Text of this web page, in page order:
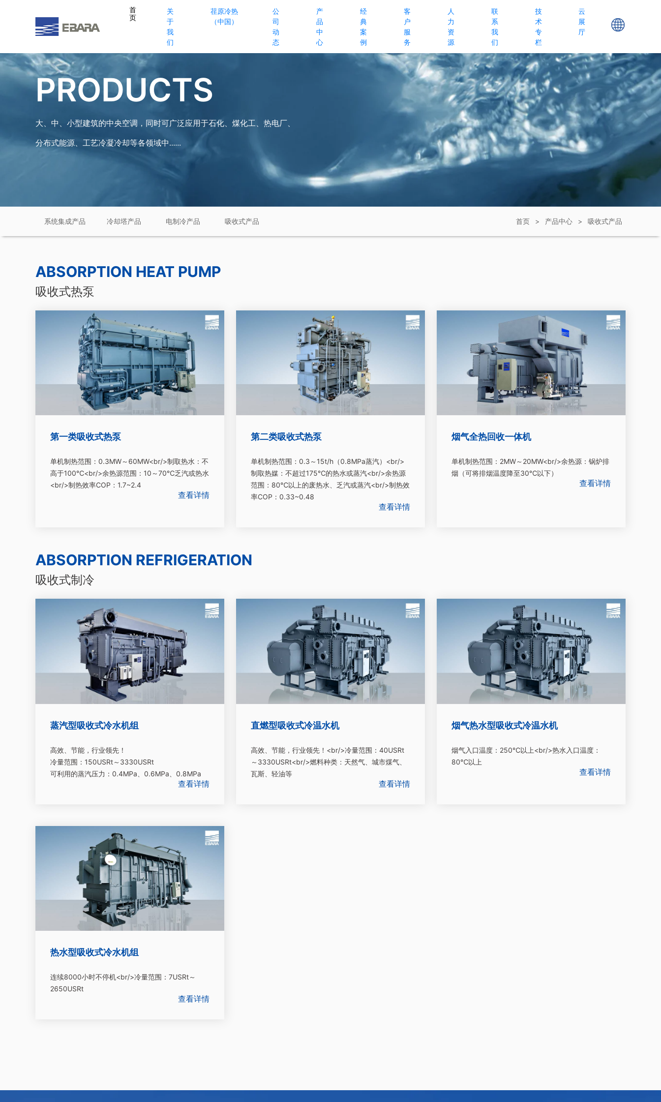
首
页
关
于
我
们
荏原冷热
（中国）
公
司
动
态
产
品
中
心
经
典
案
例
客
户
服
务
人
力
资
源
联
系
我
们
技
术
专
栏
云
展
厅
PRODUCTS
大、中、小型建筑的中央空调，同时可广泛应用于石化、煤化工、热电厂、
分布式能源、工艺冷凝冷却等各领域中......
系统集成产品 冷却塔产品 电制冷产品 吸收式产品 首页 > 产品中心 > 吸收式产品
ABSORPTION HEAT PUMP
吸收式热泵
第一类吸收式热泵
单机制热范围：0.3MW～60MW<br/>制取热水：不
高于100℃<br/>余热源范围：10～70℃乏汽或热水
<br/>制热效率COP：1.7~2.4
查看详情
第二类吸收式热泵
单机制热范围：0.3～15t/h（0.8MPa蒸汽）<br/>
制取热媒：不超过175℃的热水或蒸汽<br/>余热源
范围：80℃以上的废热水、乏汽或蒸汽<br/>制热效
率COP：0.33~0.48
查看详情
烟气全热回收一体机
单机制热范围：2MW～20MW<br/>余热源：锅炉排
烟（可将排烟温度降至30℃以下）
查看详情
ABSORPTION REFRIGERATION
吸收式制冷
蒸汽型吸收式冷水机组
高效、节能，行业领先！
冷量范围：150USRt～3330USRt
可利用的蒸汽压力：0.4MPa、0.6MPa、0.8MPa
查看详情
直燃型吸收式冷温水机
高效、节能，行业领先！<br/>冷量范围：40USRt
～3330USRt<br/>燃料种类：天然气、城市煤气、
瓦斯、轻油等
查看详情
烟气热水型吸收式冷温水机
烟气入口温度：250℃以上<br/>热水入口温度：
80℃以上
查看详情
热水型吸收式冷水机组
连续8000小时不停机<br/>冷量范围：7USRt～
2650USRt
查看详情